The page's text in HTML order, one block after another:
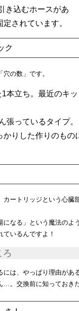
き込むホースがあ
されています。
ク
の数」です。
本立ち。最近のキッ
張っているタイプ。
かりした作りのもの
カートリッジ という心臓
になる」という魔法のよ
いるんですよ！
ろ
には、やっぱり理由があ
…。交換前に知っておき